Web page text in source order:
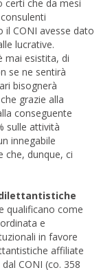
certi che da mesi
CONI avesse dato
lucrative.
mai esistita, di
se ne sentirà
bisognerà
grazie alla
conseguente
sulle attività
innegabile
che, dunque, ci
qualificano come
e
in favore
affiliate
CONI (co. 358